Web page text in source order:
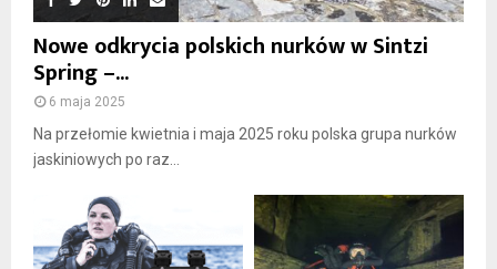
Nowe odkrycia polskich nurków w Sintzi
Spring –...
6 maja 2025
Na przełomie kwietnia i maja 2025 roku polska grupa nurków
jaskiniowych po raz...